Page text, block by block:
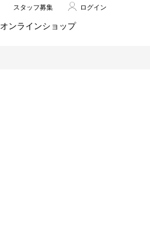
オンラインショップ
スタッフ募集 ログイン